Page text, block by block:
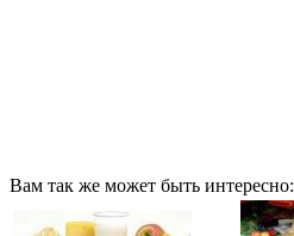
Вам так же может быть интересно: